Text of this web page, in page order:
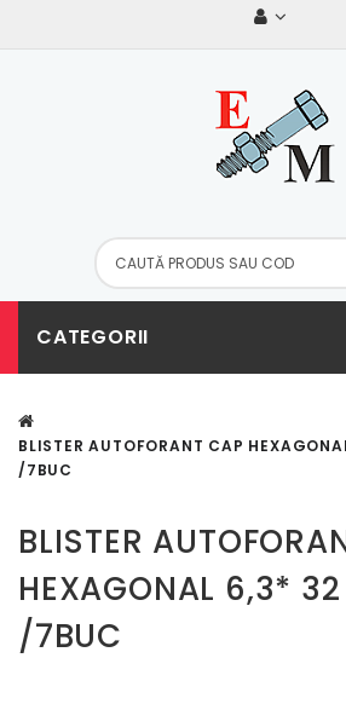
CATEGORII
BLISTER AUTOFORANT CAP
/7BUC
BLISTER
HEXAGONAL 6,3*
/7BUC